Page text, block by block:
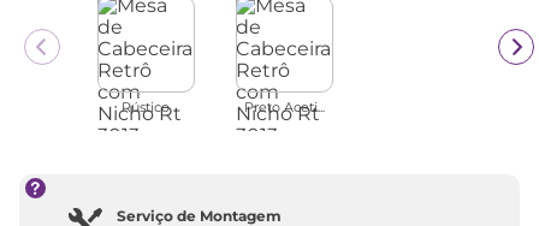
Rústico Preto Aceti...
Serviço de Montagem